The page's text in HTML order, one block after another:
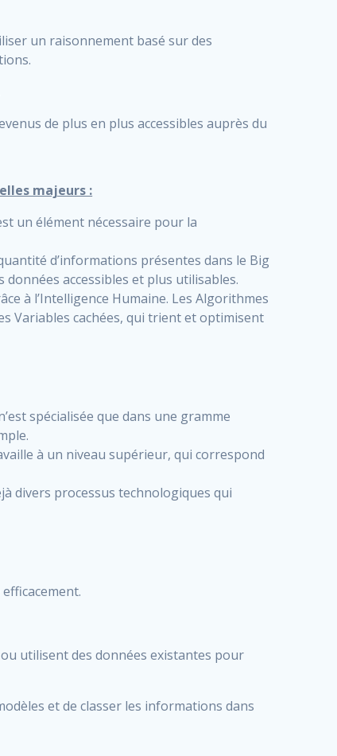
un raisonnement basé sur des
de plus en plus accessibles auprès du
majeurs :
un élément nécessaire pour la
d’informations présentes dans le Big
accessibles et plus utilisables.
à l’Intelligence Humaine. Les Algorithmes
Variables cachées, qui trient et optimisent
spécialisée que dans une gramme
à un niveau supérieur, qui correspond
divers processus technologiques qui
utilisent des données existantes pour
et de classer les informations dans